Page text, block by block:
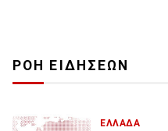
ΡΟΗ ΕΙΔΗΣΕΩΝ
ΕΛΛΑΔΑ